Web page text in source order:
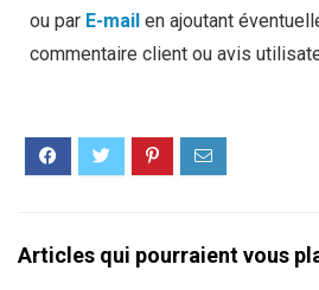
ou par E-mail en ajoutant
commentaire client ou avis
Articles qui pourraient vous